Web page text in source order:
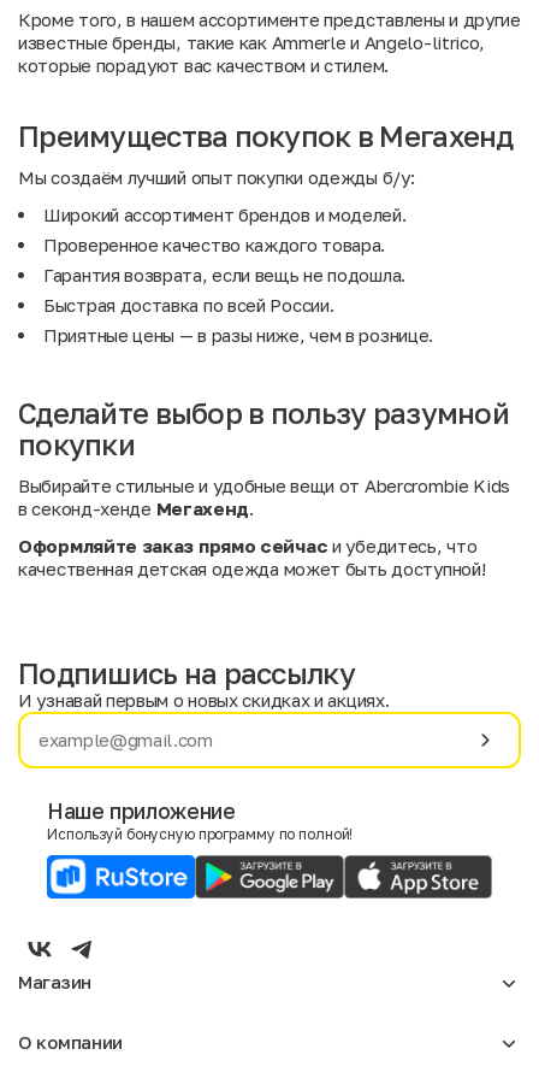
Кроме того, в нашем ассортименте представлены и другие
известные бренды, такие как Ammerle и Angelo-litrico
которые порадуют вас качеством и стилем.
Преимущества покупок в Мегахенд
Мы создаём лучший опыт покупки одежды б/у:
Широкий ассортимент брендов и моделей.
Проверенное качество каждого товара.
Гарантия возврата, если вещь не подошла.
Быстрая доставка по всей России.
Приятные цены — в разы ниже, чем в рознице.
Сделайте выбор в пользу разумной
покупки
Выбирайте стильные и удобные вещи от Abercrombie Kids
в секонд-хенде Мегахенд
Оформляйте заказ прямо сейчас и убедитесь, что
качественная детская одежда может быть доступной!
Имя
E-mail
Мужской
Подпишись на рассылку
И узнавай первым о новых скидках и акциях.
Наше приложение
Используй бонусную программу по полной!
Магазин
Мужское
О компании